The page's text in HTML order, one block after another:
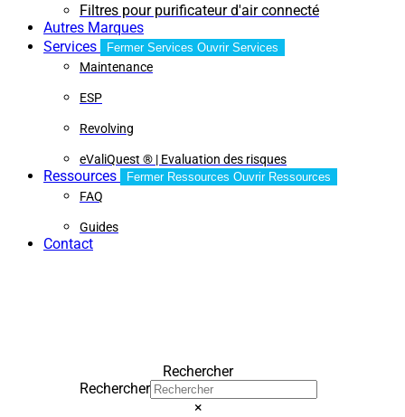
Filtres pour purificateur d'air connecté
Autres Marques
Services
Fermer Services Ouvrir Services
Maintenance
ESP
Revolving
eValiQuest ® | Evaluation des risques
Ressources Fermer Ressources Ouvrir Ressources
FAQ
Guides
Contact
Rechercher
Rechercher
×